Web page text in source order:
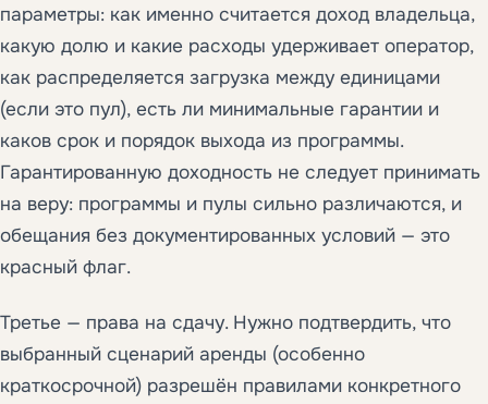
параметры: как именно считается доход владельца,
какую долю и какие расходы удерживает оператор,
как распределяется загрузка между единицами
(если это пул), есть ли минимальные гарантии и
каков срок и порядок выхода из программы.
Гарантированную доходность не следует принимать
на веру: программы и пулы сильно различаются, и
обещания без документированных условий — это
красный флаг.
Третье — права на сдачу. Нужно подтвердить, что
выбранный сценарий аренды (особенно
краткосрочной) разрешён правилами конкретного